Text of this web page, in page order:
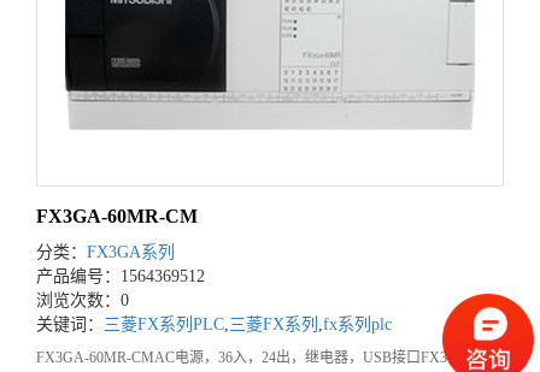
FX3GA-60MR-CM
分类： FX3GA系列
产品编号：1564369512
浏览次数：0
关键词： 三菱FX系列PLC,三菱FX系列 ,fx系列plc
FX3GA-60MR-CMAC电源，36入，24出，继电器，USB接口FX3GA是一